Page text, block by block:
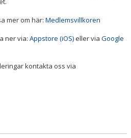
mer om här: Medlemsvillkoren
ner via: Appstore (iOS)eller via Google
kontakta oss via